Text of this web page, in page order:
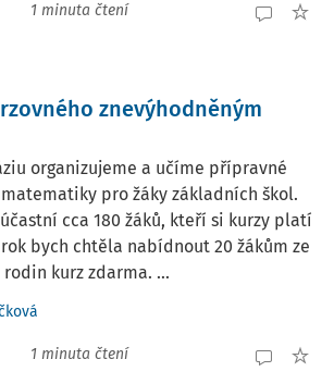
1 minuta čtení
znevýhodněným
organizujeme a učíme přípravné
pro žáky základních škol.
cca 180 žáků, kteří si kurzy platí
rok bych chtěla nabídnout 20 žákům ze
kurz zdarma. ...
1 minuta čtení